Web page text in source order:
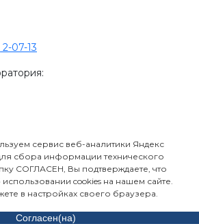
2-07-13
сервис веб-аналитики Яндекс
сбора информации технического
СОГЛАСЕН, Вы подтверждаете, что
cookies на нашем сайте.
в настройках своего браузера.
Согласен(на)